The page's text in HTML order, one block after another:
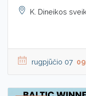
K. Dineikos
rugpjūčio 07